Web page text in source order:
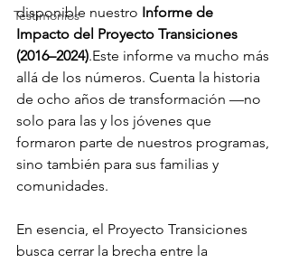
Testimonios
disponible nuestro Informe de
Impacto del Proyecto Transiciones
(2016–2024).Este informe va mucho más
allá de los números. Cuenta la historia
de ocho años de transformación —no
solo para las y los jóvenes que
formaron parte de nuestros programas,
sino también para sus familias y
comunidades.
En esencia, el Proyecto Transiciones
busca cerrar la brecha entre la